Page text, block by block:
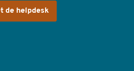
de helpdesk